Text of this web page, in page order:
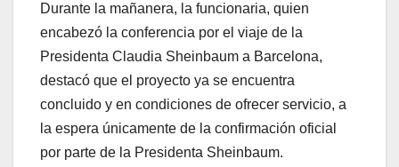
Durante la mañanera, la funcionaria, quien
encabezó la conferencia por el viaje de la
Presidenta Claudia Sheinbaum a Barcelona,
destacó que el proyecto ya se encuentra
concluido y en condiciones de ofrecer servicio, a
la espera únicamente de la confirmación oficial
por parte de la Presidenta Sheinbaum.